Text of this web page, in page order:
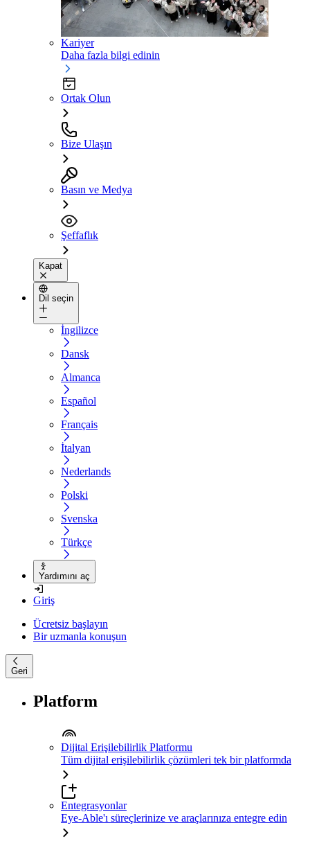
Kariyer
Daha fazla bilgi edinin
Ortak Olun
Bize Ulaşın
Basın ve Medya
Şeffaflık
Kapat
Dil seçin
İngilizce
Dansk
Almanca
Español
Français
İtalyan
Nederlands
Polski
Svenska
Türkçe
Yardımını aç
Giriş
Ücretsiz başlayın
Bir uzmanla konuşun
Geri
Platform
Dijital Erişilebilirlik Platformu
Tüm dijital erişilebilirlik çözümleri tek bir platformda
Entegrasyonlar
Eye-Able'ı süreçlerinize ve araçlarınıza entegre edin